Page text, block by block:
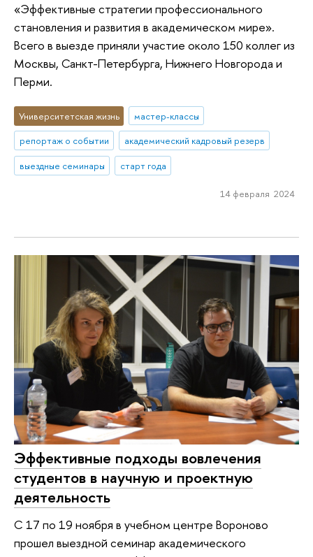
«Эффективные стратегии профессионального
становления и развития в академическом мире».
Всего в выезде приняли участие около 150 коллег из
Москвы, Санкт-Петербурга, Нижнего Новгорода и
Перми.
Университетская жизнь
мастер-классы
репортаж о событии
академический кадровый резерв
выездные семинары
старт года
14 февраля 2024
Эффективные подходы вовлечения
студентов в научную и проектную
деятельность
С 17 по 19 ноября в учебном центре Вороново
прошел выездной семинар академического